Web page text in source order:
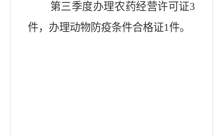
第三季度办理农药经营许可证3
件，办理动物防疫条件合格证1件。